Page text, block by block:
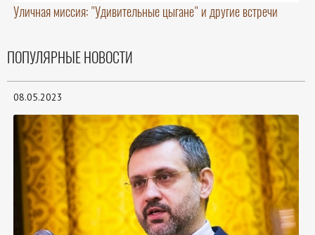
Уличная миссия: "Удивительные цыгане" и другие встречи
ПОПУЛЯРНЫЕ НОВОСТИ
08.05.2023